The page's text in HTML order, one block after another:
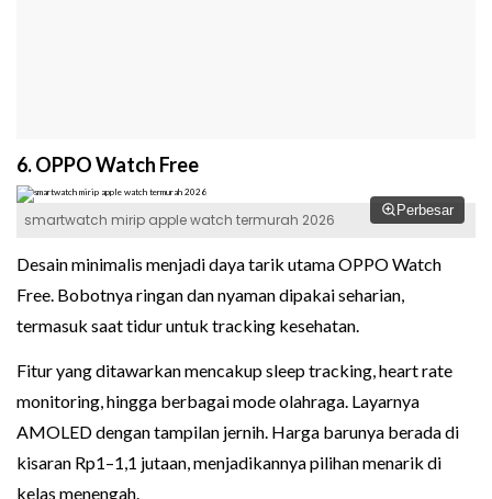
6. OPPO Watch Free
Perbesar
smartwatch mirip apple watch termurah 2026
Desain minimalis menjadi daya tarik utama OPPO Watch
Free. Bobotnya ringan dan nyaman dipakai seharian,
termasuk saat tidur untuk tracking kesehatan.
Fitur yang ditawarkan mencakup sleep tracking, heart rate
monitoring, hingga berbagai mode olahraga. Layarnya
AMOLED dengan tampilan jernih. Harga barunya berada di
kisaran Rp1–1,1 jutaan, menjadikannya pilihan menarik di
kelas menengah.